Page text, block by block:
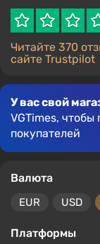
Читайте 370
сайте Trustpilot
У вас свой
VGTimes,
покупателей
Валюта
EUR USD
Платформы